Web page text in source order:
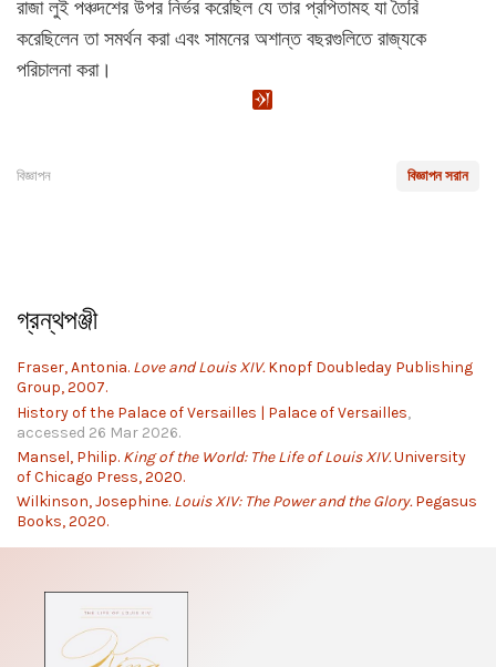
রাজা লুই পঞ্চদশের উপর নির্ভর করেছিল যে তার প্রপিতামহ যা তৈরি
করেছিলেন তা সমর্থন করা এবং সামনের অশান্ত বছরগুলিতে রাজ্যকে
পরিচালনা করা।
বিজ্ঞাপন সরান
বিজ্ঞাপন
গ্রন্থপঞ্জী
Fraser, Antonia. Love and Louis XIV.Knopf Doubleday Publishing
Group, 2007.
History of the Palace of Versailles | Palace of Versailles,
accessed 26 Mar 2026.
Mansel, Philip. King of the World: The Life of Louis XIV.University
of Chicago Press, 2020.
Wilkinson, Josephine. Louis XIV: The Power and the Glory.Pegasus
Books, 2020.